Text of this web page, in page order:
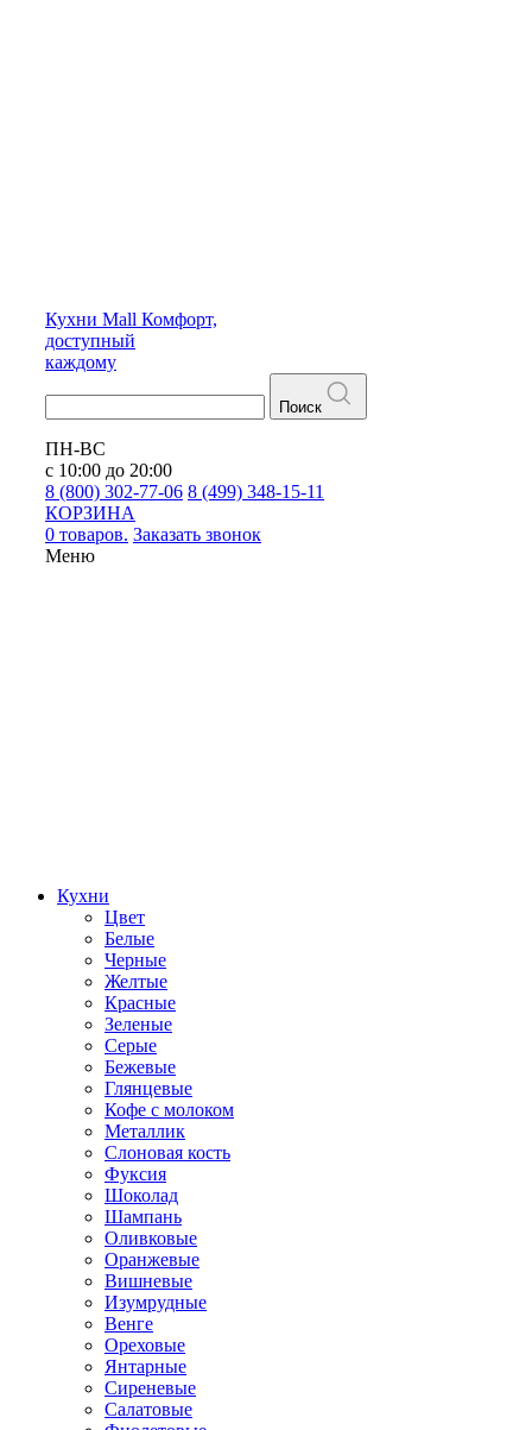
Кухни Mall Комфорт,
доступный
каждому
Поиск
ПН-ВС
с 10:00 до 20:00
8 (800) 302-77-06 8 (499) 348-15-11
КОРЗИНА
0 товаров. Заказать звонок
Меню
Кухни
Цвет
Белые
Черные
Желтые
Красные
Зеленые
Серые
Бежевые
Глянцевые
Кофе с молоком
Металлик
Слоновая кость
Фуксия
Шоколад
Шампань
Оливковые
Оранжевые
Вишневые
Изумрудные
Венге
Ореховые
Янтарные
Сиреневые
Салатовые